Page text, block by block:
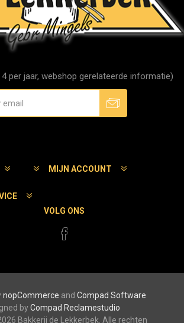
per jaar, webshop gerelateerde informatie)
MIJN ACCOUNT
VOLG ONS
nopCommerce and Compad Software
byCompad Reclamestudio
Bakkerij de Lekkerbek. Alle rechten